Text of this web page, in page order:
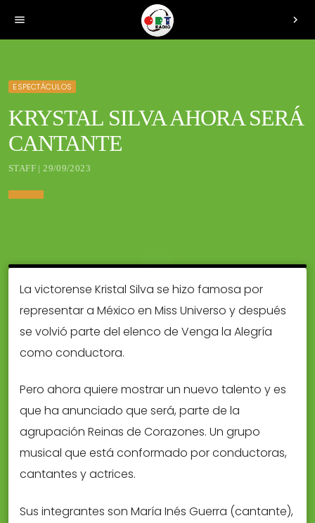
menu chevron_right
ESPECTÁCULOS
KRYSTAL SILVA AHORA SERÁ
CANTANTE
STAFF | 29/09/2023
La victorense Kristal Silva se hizo famosa por
representar a México en Miss Universo y después
se volvió parte del elenco de Venga la Alegría
como conductora.
Pero ahora quiere mostrar un nuevo talento y es
que ha anunciado que será, parte de la
agrupación Reinas de Corazones. Un grupo
musical que está conformado por conductoras,
cantantes y actrices.
Sus integrantes son María Inés Guerra (cantante),